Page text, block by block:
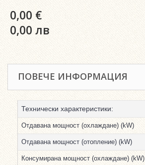
0,00 €
0,00 лв
ПОВЕЧЕ ИНФОРМАЦИЯ
Технически характеристики:
Отдавана мощност (охлаждане) (kW)
Отдавана мощност (отопление) (kW)
Консумирана мощност (охлаждане) (kW)